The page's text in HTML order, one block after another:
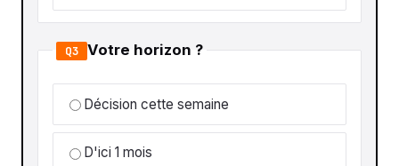
Q3 Votre horizon ?
Décision cette semaine
D'ici 1 mois